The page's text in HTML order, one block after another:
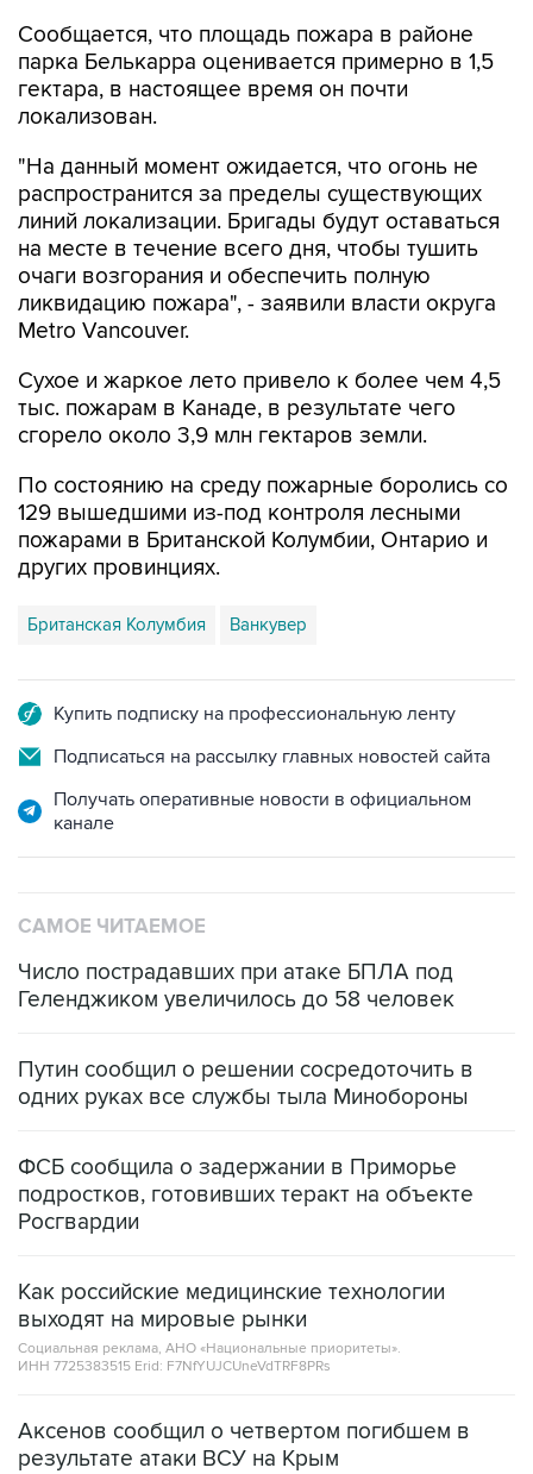
Сообщается, что площадь пожара в районе
парка Белькарра оценивается примерно в 1,5
гектара, в настоящее время он почти
локализован.
"На данный момент ожидается, что огонь не
распространится за пределы существующих
линий локализации. Бригады будут оставаться
на месте в течение всего дня, чтобы тушить
очаги возгорания и обеспечить полную
ликвидацию пожара", - заявили власти округа
Metro Vancouver.
Сухое и жаркое лето привело к более чем 4,5
тыс. пожарам в Канаде, в результате чего
сгорело около 3,9 млн гектаров земли.
По состоянию на среду пожарные боролись со
129 вышедшими из-под контроля лесными
пожарами в Британской Колумбии, Онтарио и
других провинциях.
Британская Колумбия Ванкувер
Купить подписку на профессиональную ленту
Подписаться на рассылку главных новостей сайта
Получать оперативные новости в официальном
канале
САМОЕ ЧИТАЕМОЕ
Число пострадавших при атаке БПЛА под
Геленджиком увеличилось до 58 человек
Путин сообщил о решении сосредоточить в
одних руках все службы тыла Минобороны
ФСБ сообщила о задержании в Приморье
подростков, готовивших теракт на объекте
Росгвардии
Как российские медицинские технологии
выходят на мировые рынки
Социальная реклама, АНО «Национальные приоритеты».
ИНН 7725383515 Erid: F7NfYUJCUneVdTRF8PRs
Аксенов сообщил о четвертом погибшем в
результате атаки ВСУ на Крым